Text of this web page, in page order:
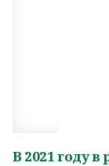
В 2021 году